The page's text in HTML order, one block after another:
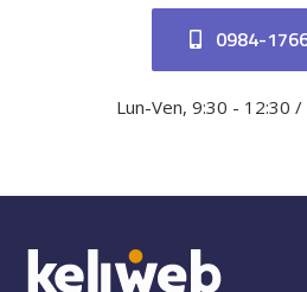
0984-
Lun-Ven, 9:30 - 12:30